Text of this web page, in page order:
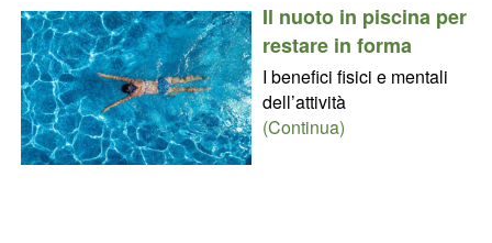
Il nuoto in piscina per
restare in forma
I benefici fisici e mentali
dell’attività
(Continua)